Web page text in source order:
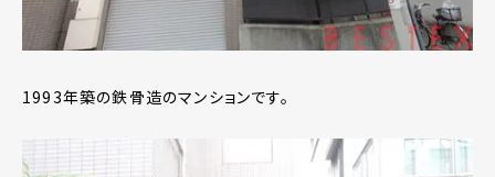
1993年築の鉄骨造のマンションです。